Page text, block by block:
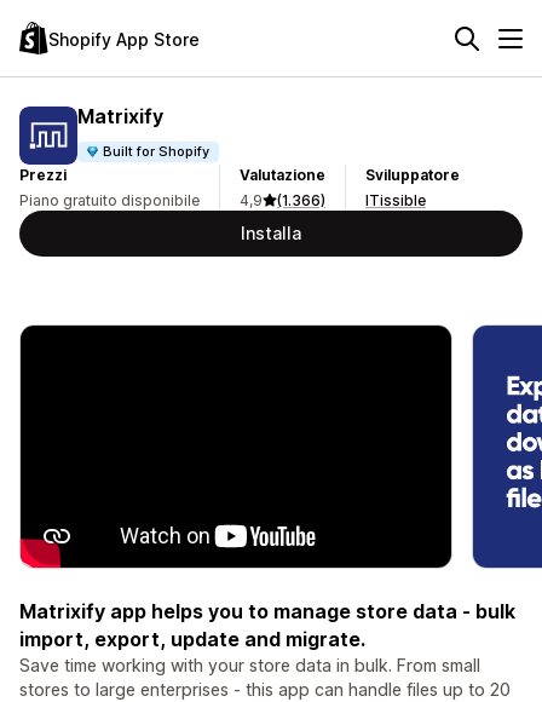
Shopify App Store
Matrixify
Built for Shopify
Prezzi
Piano gratuito disponibile
Valutazione
4,9
(1.366)
Sviluppatore
ITissible
Installa
Matrixify app helps you to manage store data - bulk
import, export, update and migrate.
Save time working with your store data in bulk. From small
stores to large enterprises - this app can handle files up to 20